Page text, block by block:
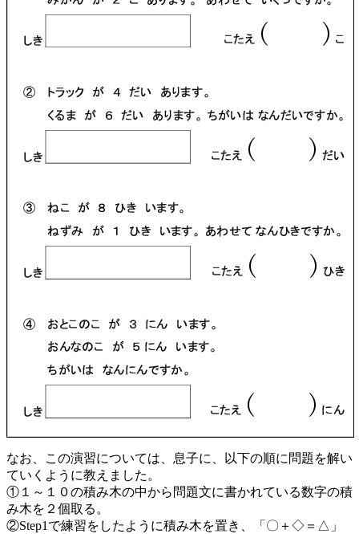
なお、この演習については、息子に、以下の順に問題を解い
ていくように教えました。
①１～１０の積み木の中から問題文に書かれている数字の積
み木を２個取る。
②Step1で練習をしたように積み木を置き、「〇＋◇＝△」